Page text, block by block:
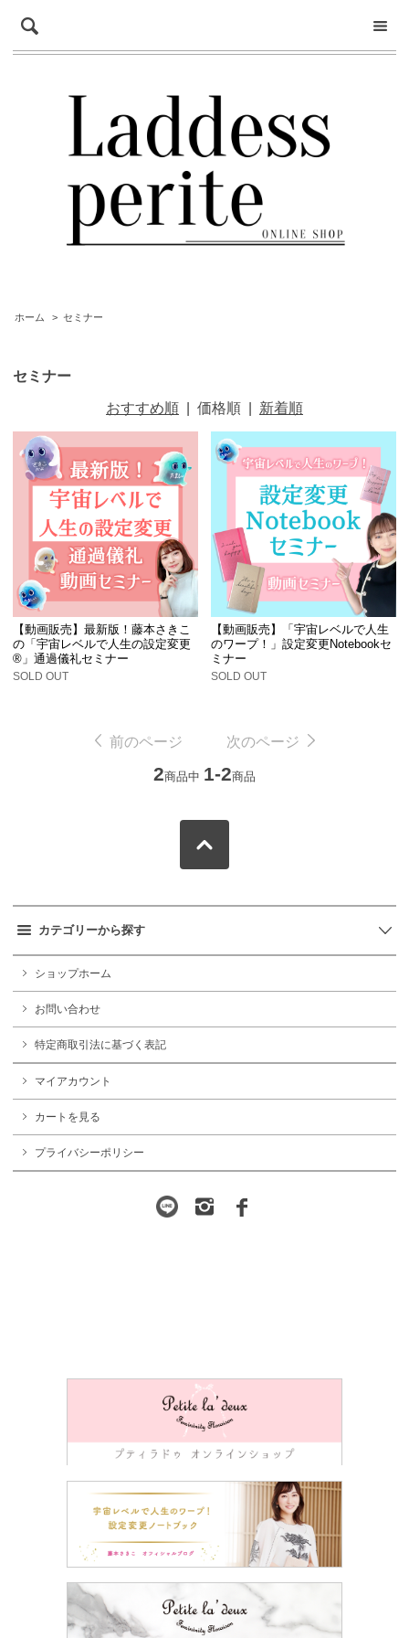
ホーム > セミナー
セミナー
おすすめ順 価格順 新着順
【動画販売】最新版！藤本さきこ
の「宇宙レベルで人生の設定変更
®︎」通過儀礼セミナー
SOLD OUT
【動画販売】「宇宙レベルで人生
のワープ！」設定変更Notebookセ
ミナー
SOLD OUT
前のページ 次のページ
2商品中 1-2商品
カテゴリーから探す
ショップホーム
お問い合わせ
特定商取引法に基づく表記
マイアカウント
カートを見る
プライバシーポリシー